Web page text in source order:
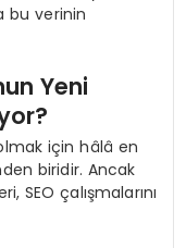
bu verinin
Yeni
için hâlâ en
biridir. Ancak
SEO çalışmalarını